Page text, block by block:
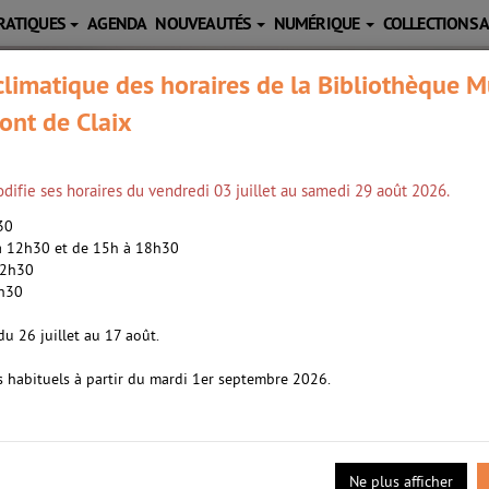
AGENDA NOUVEAUTÉS NUMÉRIQUE COLLECTIONS
....). Auteur
fille d'universitaires, n'a qu'une obsession, devenir une
et devient une star mondiale, accumulant les millions de
et monstrueuse. ©Electre 2024
des horaires de la Bibliothèque
de Claix
ses horaires du vendredi 03 juillet au samedi 29 août 2026.
12h30 et de 15h à 18h30
26 juillet au 17 août.
habituels à partir du mardi 1er septembre 2026.
Ne plus afficher